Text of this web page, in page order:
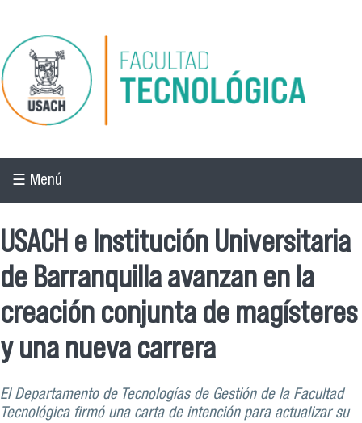
Pasar al contenido principal
☰ Menú
USACH e Institución Universitaria
de Barranquilla avanzan en la
creación conjunta de magísteres
y una nueva carrera
El Departamento de Tecnologías de Gestión de la Facultad
Tecnológica firmó una carta de intención para actualizar su